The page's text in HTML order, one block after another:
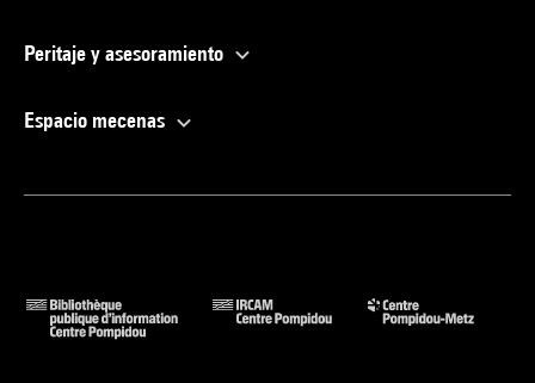
Peritaje y asesoramiento
Espacio mecenas